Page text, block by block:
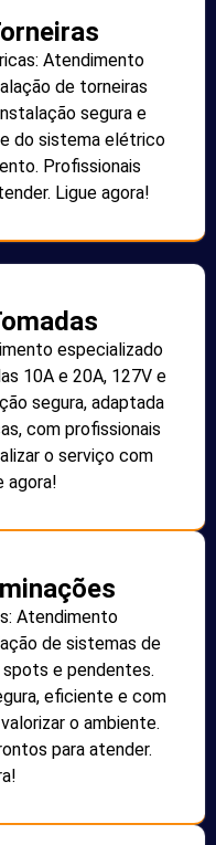
Atendimento
de torneiras
segura e
do sistema elétrico
Profissionais
Ligue agora!
especializado
10A e 20A, 127V e
segura, adaptada
com profissionais
o serviço com
agora!
Atendimento
de sistemas de
spots e pendentes.
eficiente e com
o ambiente.
para atender.